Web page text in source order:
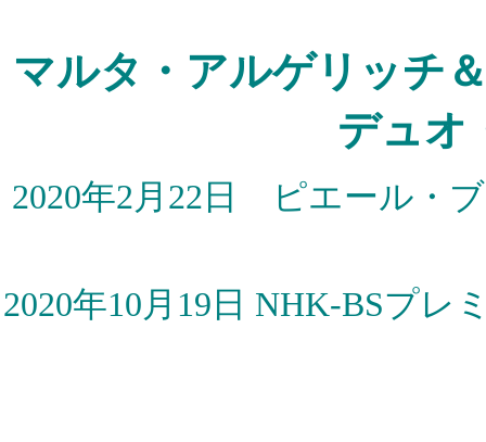
マルタ・アルゲリッチ
デュオ
2020年2月22日 ピエール・
2020年10月19日 NHK-BSプレ